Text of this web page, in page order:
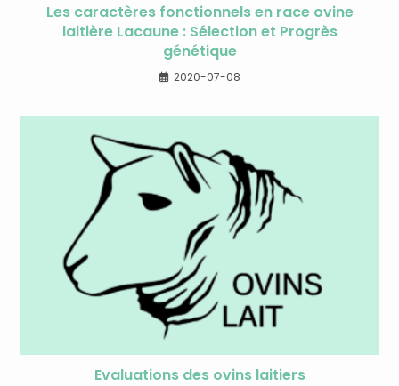
Les caractères fonctionnels en race ovine
laitière Lacaune : Sélection et Progrès
génétique
2020-07-08
Evaluations des ovins laitiers